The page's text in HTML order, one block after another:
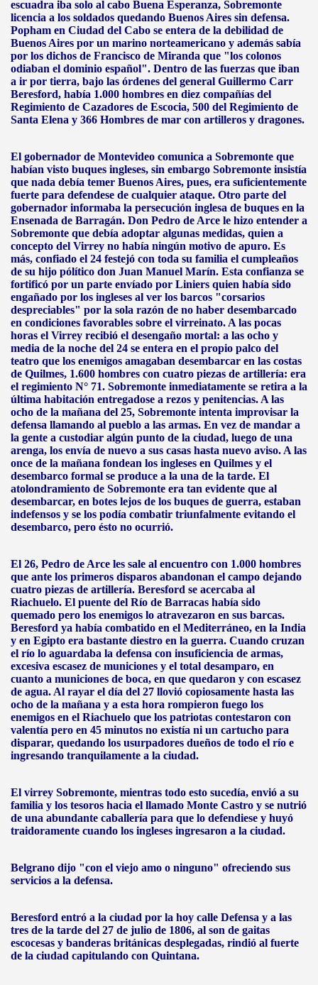
escuadra iba solo al cabo Buena Esperanza, Sobremonte
licencia a los soldados quedando Buenos Aires sin defensa.
Popham en Ciudad del Cabo se entera de la debilidad de
Buenos Aires por un marino norteamericano y además sabía
por los dichos de Francisco de Miranda que "los colonos
odiaban el dominio español". Dentro de las fuerzas que iban
a ir por tierra, bajo las órdenes del general Guillermo Carr
Beresford, había 1.000 hombres en diez compañías del
Regimiento de Cazadores de Escocia, 500 del Regimiento de
Santa Elena y 366 Hombres de mar con artilleros y dragones.
El gobernador de Montevideo comunica a Sobremonte que
habían visto buques ingleses, sin embargo Sobremonte insistía
que nada debía temer Buenos Aires, pues, era suficientemente
fuerte para defendese de cualquier ataque. Otro parte del
gobernador informaba la persecución inglesa de buques en la
Ensenada de Barragán. Don Pedro de Arce le hizo entender a
Sobremonte que debía adoptar algunas medidas, quien a
concepto del Virrey no había ningún motivo de apuro. Es
más, confiado el 24 festejó con toda su familia el cumpleaños
de su hijo pólítico don Juan Manuel Marín. Esta confianza se
fortificó por un parte envíado por Liniers quien había sido
engañado por los ingleses al ver los barcos "corsarios
despreciables" por la sola razón de no haber desembarcado
en condiciones favorables sobre el virreinato. A las pocas
horas el Virrey recibió el desengaño mortal: a las ocho y
media de la noche del 24 se entera en el propio palco del
teatro que los enemigos amagaban desembarcar en las costas
de Quilmes, 1.600 hombres con cuatro piezas de artillería: era
el regimiento N° 71. Sobremonte inmediatamente se retira a la
última habitación entregadose a rezos y penitencias. A las
ocho de la mañana del 25, Sobremonte intenta improvisar la
defensa llamando al pueblo a las armas. En vez de mandar a
la gente a custodiar algún punto de la ciudad, luego de una
arenga, los envía de nuevo a sus casas hasta nuevo aviso. A las
once de la mañana fondean los ingleses en Quilmes y el
desembarco formal se produce a la una de la tarde. El
atolondramiento de Sobremonte era tan evidente que al
desembarcar, en botes lejos de los buques de guerra, estaban
indefensos y se los podía combatir triunfalmente evitando el
desembarco, pero ésto no ocurrió.
El 26, Pedro de Arce les sale al encuentro con 1.000 hombres
que ante los primeros disparos abandonan el campo dejando
cuatro piezas de artillería. Beresford se acercaba al
Riachuelo. El puente del Río de Barracas había sido
quemado pero los enemigos lo atravezaron en sus barcas.
Beresford ya había combatido en el Mediterráneo, en la India
y en Egipto era bastante diestro en la guerra. Cuando cruzan
el río lo aguardaba la defensa con insuficiencia de armas,
excesiva escasez de municiones y el total desamparo, en
cuanto a municiones de boca, en que quedaron y con escasez
de agua. Al rayar el día del 27 llovió copiosamente hasta las
ocho de la mañana y a esta hora rompieron fuego los
enemigos en el Riachuelo que los patriotas contestaron con
valentía pero en 45 minutos no existía ni un cartucho para
disparar, quedando los usurpadores dueños de todo el río e
ingresando tranquilamente a la ciudad.
El virrey Sobremonte, mientras todo esto sucedía, envió a su
familia y los tesoros hacia el llamado Monte Castro y se nutrió
de una abundante caballería para que lo defendiese y huyó
traidoramente cuando los ingleses ingresaron a la ciudad.
Belgrano dijo "con el viejo amo o ninguno" ofreciendo sus
servicios a la defensa.
Beresford entró a la ciudad por la hoy calle Defensa y a las
tres de la tarde del 27 de julio de 1806, al son de gaitas
escocesas y banderas británicas desplegadas, rindió al fuerte
de la ciudad capitulando con Quintana.